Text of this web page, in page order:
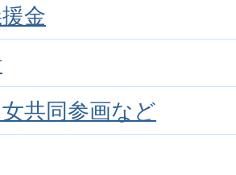
金
共同参画など